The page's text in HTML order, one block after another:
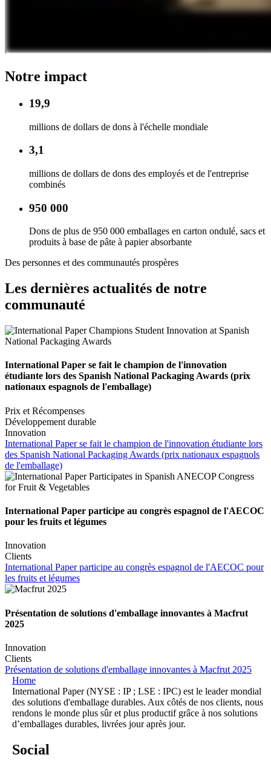
Notre impact
19,9
millions de dollars de dons à l'échelle mondiale
3,1
millions de dollars de dons des employés et de l'entreprise
combinés
950 000
Dons de plus de 950 000 emballages en carton ondulé, sacs et
produits à base de pâte à papier absorbante
Des personnes et des communautés prospères
Les dernières actualités de notre
communauté
International Paper se fait le champion de l'innovation
étudiante lors des Spanish National Packaging Awards (prix
nationaux espagnols de l'emballage)
Prix et Récompenses
Développement durable
Innovation
International Paper se fait le champion de l'innovation étudiante lors
des Spanish National Packaging Awards (prix nationaux espagnols
de l'emballage)
International Paper participe au congrès espagnol de l'AECOC
pour les fruits et légumes
Innovation
Clients
International Paper participe au congrès espagnol de l'AECOC pour
les fruits et légumes
Présentation de solutions d'emballage innovantes à Macfrut
2025
Innovation
Clients
Présentation de solutions d'emballage innovantes à Macfrut 2025
Home
International Paper (NYSE : IP ; LSE : IPC) est le leader mondial
des solutions d'emballage durables. Aux côtés de nos clients, nous
rendons le monde plus sûr et plus productif grâce à nos solutions
d’emballages durables, livrées jour après jour.
Social